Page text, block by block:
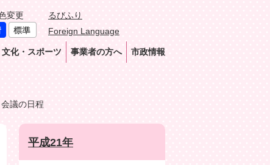
変更
るびふり
Foreign Language
化・スポーツ 事業者の方へ 市政情報
議の日程
平成21年